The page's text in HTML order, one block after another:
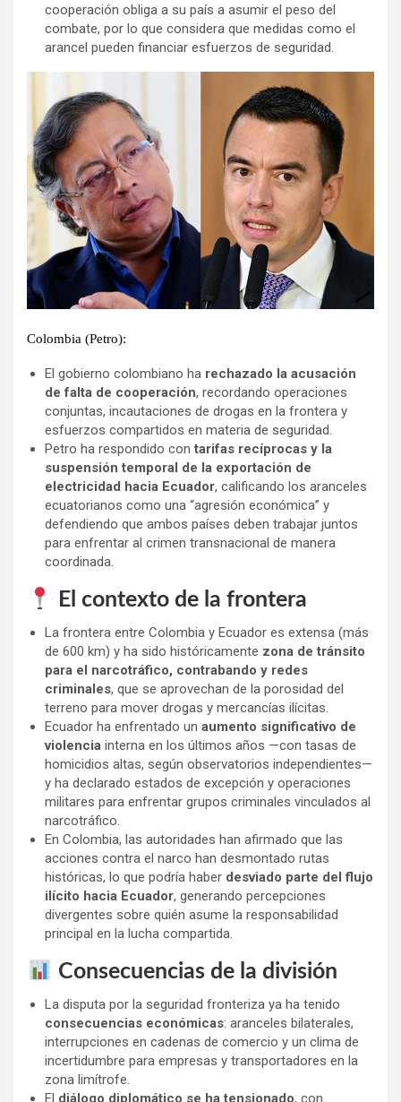
cooperación obliga a su país a asumir el peso del
combate, por lo que considera que medidas como el
arancel pueden financiar esfuerzos de seguridad.
Colombia (Petro):
El gobierno colombiano ha rechazado la acusación
de falta de cooperación, recordando operaciones
conjuntas, incautaciones de drogas en la frontera y
esfuerzos compartidos en materia de seguridad.
Petro ha respondido contarifas recíprocas y la
suspensión temporal de la exportación de
electricidad hacia Ecuador, calificando los aranceles
ecuatorianos como una “agresión económica” y
defendiendo que ambos países deben trabajar juntos
para enfrentar al crimen transnacional de manera
coordinada.
El contexto de la frontera
La frontera entre Colombia y Ecuador es extensa (más
de 600 km) y ha sido históricamente zona de tránsito
para el narcotráfico, contrabando y redes
criminales, que se aprovechan de la porosidad del
terreno para mover drogas y mercancías ilícitas.
Ecuador ha enfrentado un aumento significativo de
violencia interna en los últimos años —con tasas de
homicidios altas, según observatorios independientes—
y ha declarado estados de excepción y operaciones
militares para enfrentar grupos criminales vinculados al
narcotráfico.
En Colombia, las autoridades han afirmado que las
acciones contra el narco han desmontado rutas
históricas, lo que podría haber desviado parte del flujo
ilícito hacia Ecuador, generando percepciones
divergentes sobre quién asume la responsabilidad
principal en la lucha compartida.
Consecuencias de la división
La disputa por la seguridad fronteriza ya ha tenido
consecuencias económicas: aranceles bilaterales,
interrupciones en cadenas de comercio y un clima de
incertidumbre para empresas y transportadores en la
zona limítrofe.